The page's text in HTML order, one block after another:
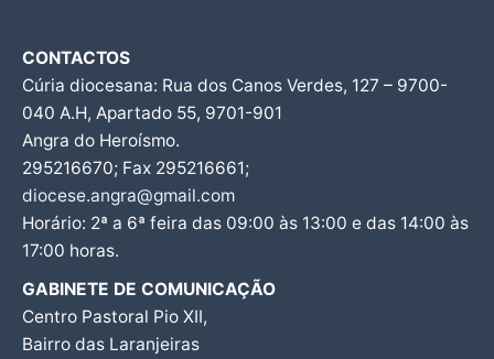
CONTACTOS
Cúria diocesana: Rua dos Canos Verdes, 127 – 9700-
040 A.H, Apartado 55, 9701-901
Angra do Heroísmo.
295216670; Fax 295216661;
diocese.angra@gmail.com
Horário: 2ª a 6ª feira das 09:00 às 13:00 e das 14:00 às
17:00 horas.
GABINETE DE COMUNICAÇÃO
Centro Pastoral Pio XII,
Bairro das Laranjeiras